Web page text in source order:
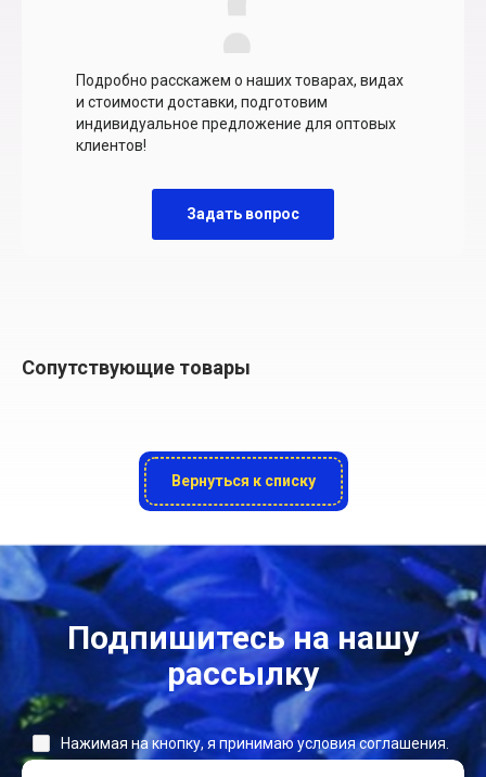
Подробно расскажем о наших товарах, видах
и стоимости доставки, подготовим
индивидуальное предложение для оптовых
клиентов!
Задать вопрос
Сопутствующие товары
Вернуться к списку
Подпишитесь на нашу
рассылку
Нажимая на кнопку, я принимаю условия соглашения.